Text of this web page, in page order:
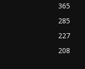
365
285
227
208